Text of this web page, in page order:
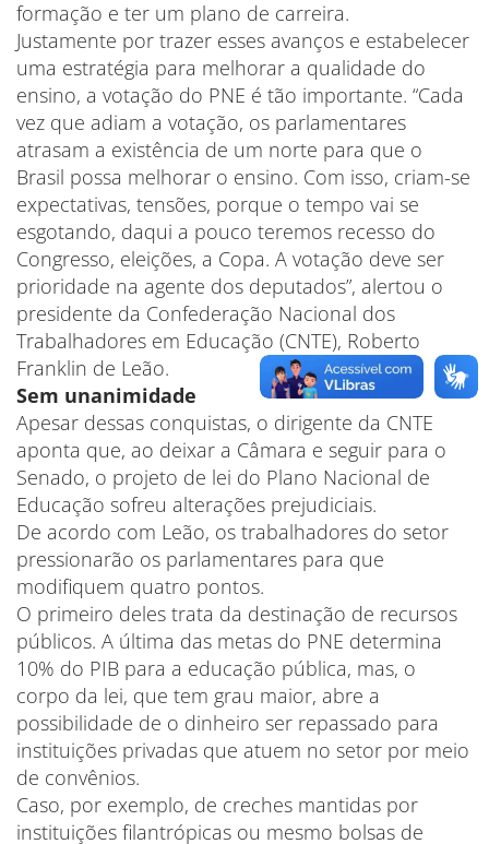
formação e ter um plano de carreira.
Justamente por trazer esses avanços e estabelecer
uma estratégia para melhorar a qualidade do
ensino, a votação do PNE é tão importante. “Cada
vez que adiam a votação, os parlamentares
atrasam a existência de um norte para que o
Brasil possa melhorar o ensino. Com isso, criam-se
expectativas, tensões, porque o tempo vai se
esgotando, daqui a pouco teremos recesso do
Congresso, eleições, a Copa. A votação deve ser
prioridade na agente dos deputados”, alertou o
presidente da Confederação Nacional dos
Trabalhadores em Educação (CNTE), Roberto
Franklin de Leão.
Sem unanimidade
Apesar dessas conquistas, o dirigente da CNTE
aponta que, ao deixar a Câmara e seguir para o
Senado, o projeto de lei do Plano Nacional de
Educação sofreu alterações prejudiciais.
De acordo com Leão, os trabalhadores do setor
pressionarão os parlamentares para que
modifiquem quatro pontos.
O primeiro deles trata da destinação de recursos
públicos. A última das metas do PNE determina
10% do PIB para a educação pública, mas, o
corpo da lei, que tem grau maior, abre a
possibilidade de o dinheiro ser repassado para
instituições privadas que atuem no setor por meio
de convênios.
Caso, por exemplo, de creches mantidas por
instituições filantrópicas ou mesmo bolsas de